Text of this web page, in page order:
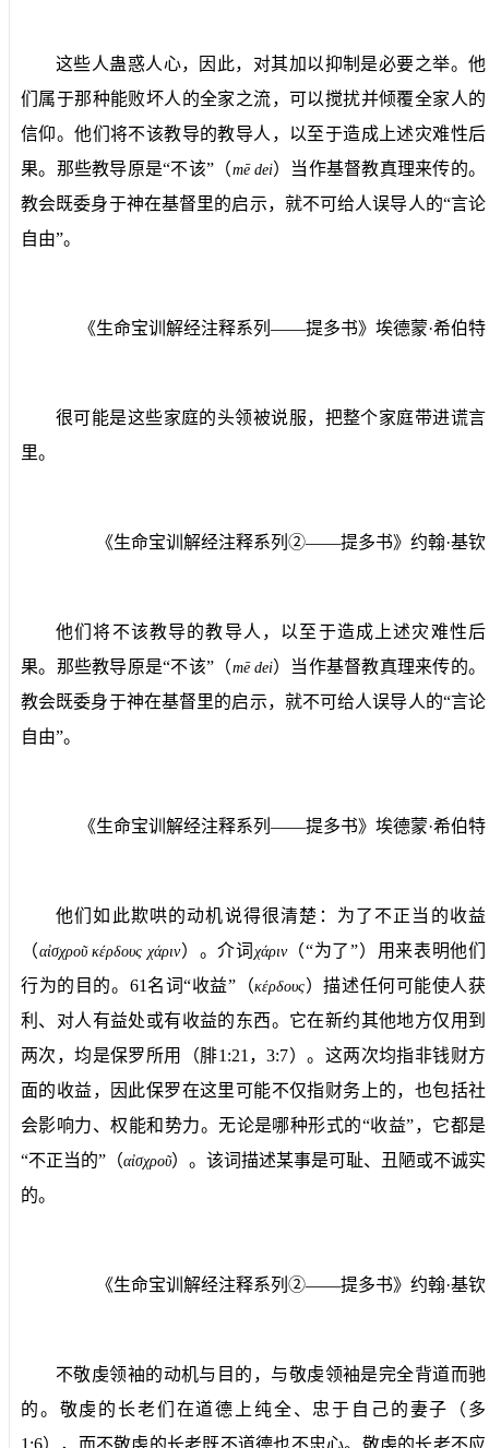
这些人蛊惑人心，因此，对其加以抑制是必要之举。他
们属于那种能败坏人的全家之流，可以搅扰并倾覆全家人的
信仰。他们将不该教导的教导人，以至于造成上述灾难性后
果。那些教导原是“不该”（mēdei）当作基督教真理来传的。
教会既委身于神在基督里的启示，就不可给人误导人的“言论
自由”。
《生命宝训解经注释系列——提多书》埃德蒙·希伯特
很可能是这些家庭的头领被说服，把整个家庭带进谎言
里。
《生命宝训解经注释系列②——提多书》约翰·基钦
他们将不该教导的教导人，以至于造成上述灾难性后
果。那些教导原是“不该”（mēdei）当作基督教真理来传的。
教会既委身于神在基督里的启示，就不可给人误导人的“言论
自由”。
《生命宝训解经注释系列——提多书》埃德蒙·希伯特
他们如此欺哄的动机说得很清楚：为了不正当的收益
（αἰσχροῦ κέρδους χάριν）。介词 χάριν（“为了”）用来表明他们
行为的目的。 61 名词“收益”（κέρδους）描述任何可能使人获
利、对人有益处或有收益的东西。它在新约其他地方仅用到
两次，均是保罗所用（腓1:21 ，3:7）。这两次均指非钱财方
面的收益，因此保罗在这里可能不仅指财务上的，也包括社
会影响力、权能和势力。无论是哪种形式的“收益”，它都是
“不正当的”（αἰσχροῦ）。该词描述某事是可耻、丑陋或不诚实
的。
《生命宝训解经注释系列②——提多书》约翰·基钦
不敬虔领袖的动机与目的，与敬虔领袖是完全背道而驰
的。敬虔的长老们在道德上纯全、忠于自己的妻子（多